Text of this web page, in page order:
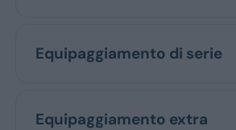
Equipaggiamento di serie
Equipaggiamento extra